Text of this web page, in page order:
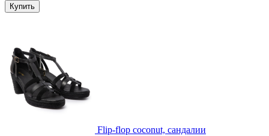
Купить
Flip-flop coconut, сандалии